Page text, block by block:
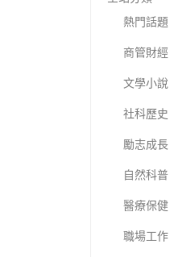
熱門話題
商管財經
文學小說
社科歷史
勵志成長
自然科普
醫療保健
職場工作